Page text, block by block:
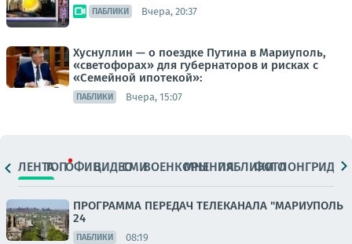
ПАБЛИКИ Вчера, 20:37
Хуснуллин — о поездке Путина в Мариуполь,
«светофорах» для губернаторов и рисках с
«Семейной ипотекой»:
ПАБЛИКИ Вчера, 15:07
ЛЕНТАТОПОФИЦ.ВИДЕОСМИВОЕНКОРЫМНЕНИЯПАБЛИКИ
ФОТОЛОНГРИДЫ
ПРОГРАММА ПЕРЕДАЧ ТЕЛЕКАНАЛА "МАРИУПОЛЬ
24
ПАБЛИКИ 08:19